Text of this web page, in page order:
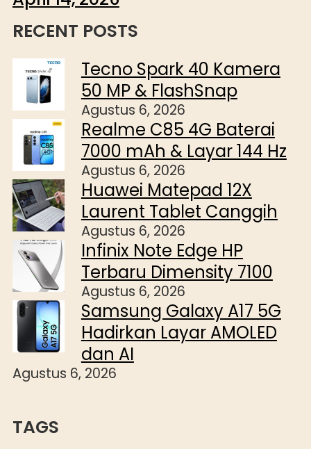
RECENT POSTS
Tecno Spark 40 Kamera
50 MP & FlashSnap
Agustus 6, 2026
Realme C85 4G Baterai
7000 mAh & Layar 144 Hz
Agustus 6, 2026
Huawei Matepad 12X
Laurent Tablet Canggih
Agustus 6, 2026
Infinix Note Edge HP
Terbaru Dimensity 7100
Agustus 6, 2026
Samsung Galaxy A17 5G
Hadirkan Layar AMOLED
dan AI
Agustus 6, 2026
TAGS